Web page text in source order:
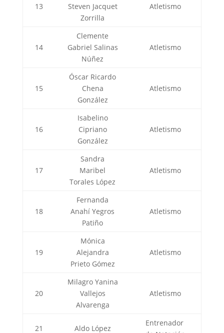
13
Steven Jacquet
Zorrilla
Atletismo
14
Clemente
Gabriel Salinas
Núñez
Atletismo
15
Óscar Ricardo
Chena
González
Atletismo
16
Isabelino
Cipriano
González
Atletismo
17
Sandra
Maribel
Torales López
Atletismo
18
Fernanda
Anahí Yegros
Patiño
Atletismo
19
Mónica
Alejandra
Prieto Gómez
Atletismo
20
Milagro Yanina
Vallejos
Alvarenga
Atletismo
21 Aldo López
Entrenador